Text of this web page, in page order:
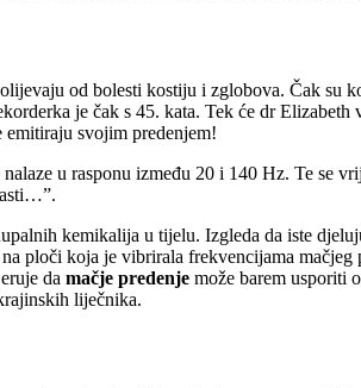
od bolesti kostiju i zglobova. Čak su
je čak s 45. kata. Tek će dr
svojim predenjem!
u rasponu između 20 i 140 Hz. Te se
kemikalija u tijelu. Izgleda da iste
ploči koja je vibrirala frekvencijama
da mačje predenje može barem usporiti
liječnika.